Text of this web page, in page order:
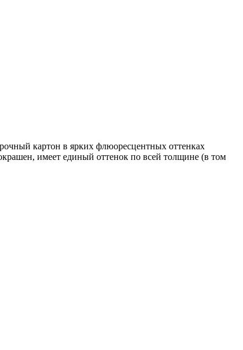
картон в ярких флюоресцентных оттенках
имеет единый оттенок по всей толщине (в том